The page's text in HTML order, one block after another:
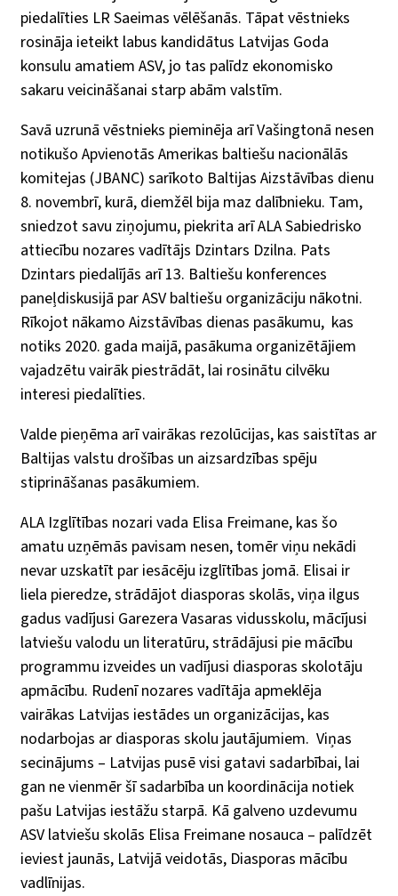
piedalīties LR Saeimas vēlēšanās. Tāpat vēstnieks
rosināja ieteikt labus kandidātus Latvijas Goda
konsulu amatiem ASV, jo tas palīdz ekonomisko
sakaru veicināšanai starp abām valstīm.
Savā uzrunā vēstnieks pieminēja arī Vašingtonā nesen
notikušo Apvienotās Amerikas baltiešu nacionālās
komitejas (JBANC) sarīkoto Baltijas Aizstāvības dienu
8. novembrī, kurā, diemžēl bija maz dalībnieku. Tam,
sniedzot savu ziņojumu, piekrita arī ALA Sabiedrisko
attiecību nozares vadītājs Dzintars Dzilna. Pats
Dzintars piedalījās arī 13. Baltiešu konferences
paneļdiskusijā par ASV baltiešu organizāciju nākotni.
Rīkojot nākamo Aizstāvības dienas pasākumu, kas
notiks 2020. gada maijā, pasākuma organizētājiem
vajadzētu vairāk piestrādāt, lai rosinātu cilvēku
interesi piedalīties.
Valde pieņēma arī vairākas rezolūcijas, kas saistītas ar
Baltijas valstu drošības un aizsardzības spēju
stiprināšanas pasākumiem.
ALA Izglītības nozari vada Elisa Freimane, kas šo
amatu uzņēmās pavisam nesen, tomēr viņu nekādi
nevar uzskatīt par iesācēju izglītības jomā. Elisai ir
liela pieredze, strādājot diasporas skolās, viņa ilgus
gadus vadījusi Garezera Vasaras vidusskolu, mācījusi
latviešu valodu un literatūru, strādājusi pie mācību
programmu izveides un vadījusi diasporas skolotāju
apmācību. Rudenī nozares vadītāja apmeklēja
vairākas Latvijas iestādes un organizācijas, kas
nodarbojas ar diasporas skolu jautājumiem. Viņas
secinājums – Latvijas pusē visi gatavi sadarbībai, lai
gan ne vienmēr šī sadarbība un koordinācija notiek
pašu Latvijas iestāžu starpā. Kā galveno uzdevumu
ASV latviešu skolās Elisa Freimane nosauca – palīdzēt
ieviest jaunās, Latvijā veidotās, Diasporas mācību
vadlīnijas.